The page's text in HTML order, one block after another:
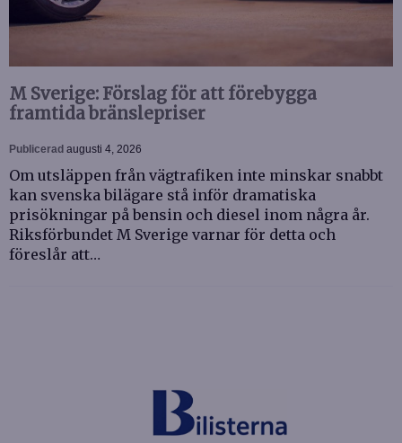
M Sverige: Förslag för att förebygga
framtida bränslepriser
Publicerad augusti 4, 2026
Om utsläppen från vägtrafiken inte minskar snabbt
kan svenska bilägare stå inför dramatiska
prisökningar på bensin och diesel inom några år.
Riksförbundet M Sverige varnar för detta och
föreslår att…